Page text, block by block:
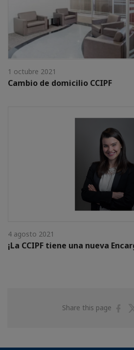
1 octubre 2021
Cambio de domicilio CCIPF
4 agosto 2021
¡La CCIPF tiene una nueva
Share this page